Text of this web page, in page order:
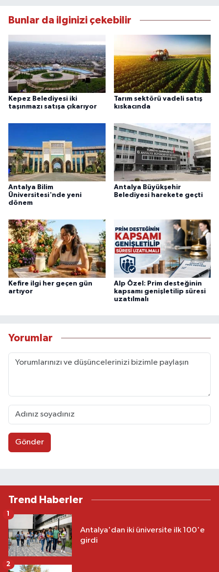
Bunlar da ilginizi çekebilir
Kepez Belediyesi iki
taşınmazı satışa çıkarıyor
Tarım sektörü vadeli satış
kıskacında
Antalya Bilim
Üniversitesi'nde yeni
dönem
Antalya Büyükşehir
Belediyesi harekete geçti
Kefire ilgi her geçen gün
artıyor
Alp Özel: Prim desteğinin
kapsamı genişletilip süresi
uzatılmalı
Yorumlar
Gönder
Trend Haberler
Antalya'dan iki üniversite ilk 100'e
girdi
1
2